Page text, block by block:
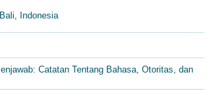
Indonesia
Catatan Tentang Bahasa, Otoritas, dan